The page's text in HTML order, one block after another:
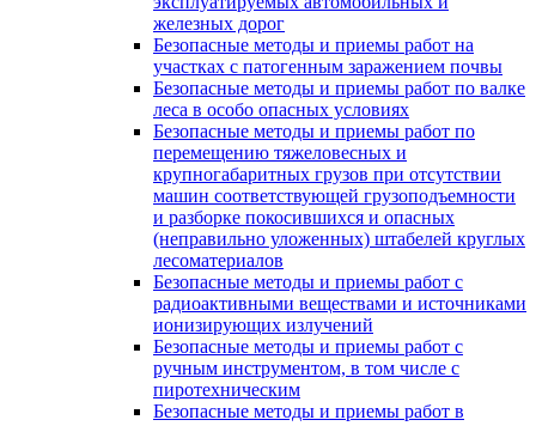
железных дорог
Безопасные методы и приемы работ на
участках с патогенным заражением почвы
Безопасные методы и приемы работ по валке
леса в особо опасных условиях
Безопасные методы и приемы работ по
перемещению тяжеловесных и
крупногабаритных грузов при отсутствии
машин соответствующей грузоподъемности
и разборке покосившихся и опасных
(неправильно уложенных) штабелей круглых
лесоматериалов
Безопасные методы и приемы работ с
радиоактивными веществами и источниками
ионизирующих излучений
Безопасные методы и приемы работ с
ручным инструментом, в том числе с
пиротехническим
Безопасные методы и приемы работ в